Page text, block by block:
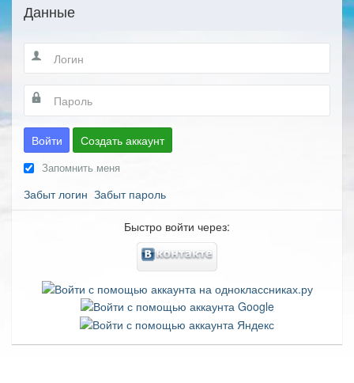
Данные
Войти Создать аккаунт
Запомнить меня
Забыт логин Забыт пароль
Быстро войти через: